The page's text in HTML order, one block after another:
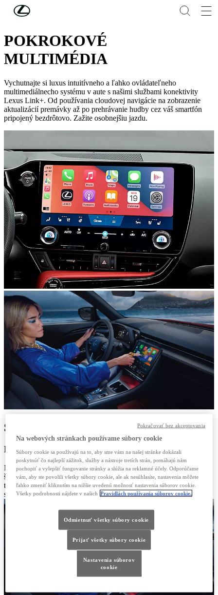
Skip to Main Content
BEZPROBLÉMOVÁ TECHNOLÓGIA
POKROKOVÉ
MULTIMÉDIA
Vychutnajte si luxus intuitívneho a ľahko ovládateľneho
multimediálnecho systému v aute s našimi službami konektivity
Lexus Link+. Od používania cloudovej navigácie na zobrazenie
aktualizácií premávky až po prehrávanie hudby cez váš smartfón
pripojený bezdrôtovo. Zažite osobnejšiu jazdu.
ŠPIČKOVÉ VLASTNOSTI
POKROČILÉ SYSTÉMY
Navrhnuté tak, aby uľahčili každú jazdu. Užívajte si výhody
špičkového multimediálneho systému. Využite výhody intuitívnej
technológie, okamžitých reakcií a najnovších funkcií s našimi
službami konektivity Lexus Link+ a zažite čistý pôžitok z jazdy.
Na webových stránkach používame súbory cookie
Súbory cookie sa používajú na to, aby sme vám na našej stránke dokázali
poskytnúť čo najlepší zážitok, služby a nástroje tretích strán, pomáhajú nám
pochopiť a vylepšiť fungovanie stránky a slúžia na reklamné účely. Odporúčame
vám, aby ste povolili všetky súbory cookie, ale ak nesúhlasíte, nastavenia môžete
ľahko zmeniť kliknutím na nižšie uvedenú možnosť nastavenia súborov cookie.
Všetky podrobnosti nájdete v našich Pravidlách používania súborov cookie.
Odmietnuť všetky súbory cookie
Prijať všetky súbory cookie
Nastavenia súborov
cookie
Pokračovať bez akceptovania